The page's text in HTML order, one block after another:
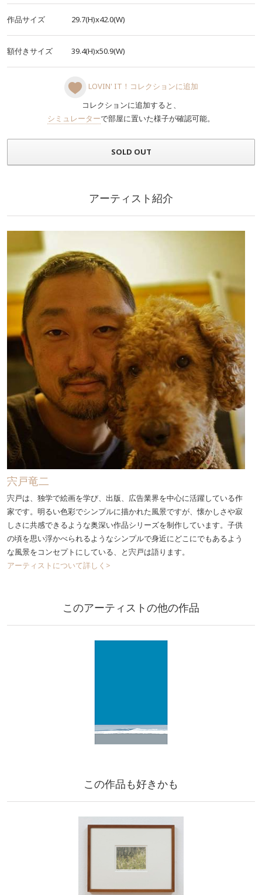
作品サイズ 29.7(H)x42.0(W)
額付きサイズ 39.4(H)x50.9(W)
LOVIN' IT！コレクションに追加
コレクションに追加すると、
シミュレーターで部屋に置いた様子が確認可能。
SOLD OUT
アーティスト紹介
宍戸竜二
宍戸は、独学で絵画を学び、出版、広告業界を中心に活躍している作
家です。明るい色彩でシンプルに描かれた風景ですが、懐かしさや寂
しさに共感できるような奥深い作品シリーズを制作しています。子供
の頃を思い浮かべられるようなシンプルで身近にどこにでもあるよう
な風景をコンセプトにしている、と宍戸は語ります。
アーティストについて詳しく>
このアーティストの他の作品
この作品も好きかも